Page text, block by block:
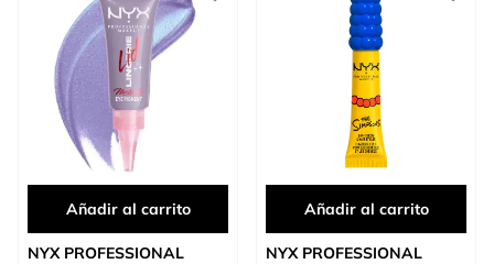
Añadir al carrito
NYX PROFESSIONAL
Añadir al carrito
NYX PROFESSIONAL